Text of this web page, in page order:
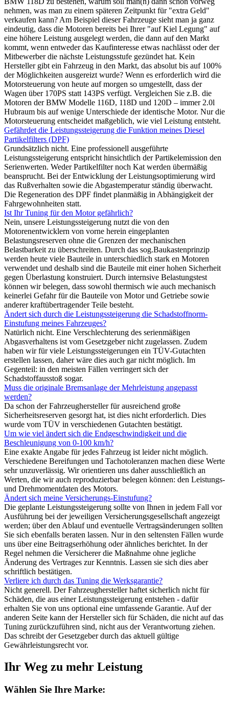
nehmen, was man zu einem späteren Zeitpunkt für "extra Geld"
verkaufen kann? Am Beispiel dieser Fahrzeuge sieht man ja ganz
eindeutig, dass die Motoren bereits bei Ihrer "auf Kiel Legung" auf
eine höhere Leistung ausgelegt werden, die dann auf den Markt
kommt, wenn entweder das Kaufinteresse etwas nachlässt oder der
Mitbewerber die nächste Leistungsstufe gezündet hat. Kein
Hersteller gibt ein Fahrzeug in den Markt, das absolut bis auf 100%
der Möglichkeiten ausgereizt wurde? Wenn es erforderlich wird die
Motorsteuerung von heute auf morgen so umgestellt, dass der
Wagen über 170PS statt 143PS verfügt. Vergleichen Sie z.B. die
Motoren der BMW Modelle 116D, 118D und 120D – immer 2.0l
Hubraum bis auf wenige Unterschiede der identische Motor. Nur die
Motorsteuerung entscheidet maßgeblich, wie viel Leistung entsteht.
Gefährdet die Leistungssteigerung die Funktion meines Diesel
Partikelfilters (DPF)
Grundsätzlich nicht. Eine professionell ausgeführte
Leistungssteigerung entspricht hinsichtlich der Partikelemission den
Serienwerten. Weder Partikelfilter noch Kat werden übermäßig
beansprucht. Bei der Entwicklung der Leistungsoptimierung wird
das Rußverhalten sowie die Abgastemperatur ständig überwacht.
Die Regeneration des DPF findet planmäßig in Abhängigkeit der
Fahrgewohnheiten statt.
Ist Ihr Tuning für den Motor gefährlich?
Nein, unsere Leistungssteigerung nutzt die von den
Motorenentwicklern von vorne herein eingeplanten
Belastungsreserven ohne die Grenzen der mechanischen
Belastbarkeit zu überschreiten. Durch das sog.Baukastenprinzip
werden heute viele Bauteile in unterschiedlich stark en Motoren
verwendet und deshalb sind die Bauteile mit einer hohen Sicherheit
gegen Überlastung konstruiert. Durch internsive Belastungstest
können wir belegen, dass sowohl thermisch wie auch mechanisch
keinerlei Gefahr für die Bauteile von Motor und Getriebe sowie
anderer kraftübertragender Teile besteht.
Ändert sich durch die Leistungssteigerung die Schadstoffnorm-
Einstufung meines Fahrzeuges?
Natürlich nicht. Eine Verschlechterung des serienmäßigen
Abgasverhaltens ist vom Gesetzgeber nicht zugelassen. Zudem
haben wir für viele Leistungssteigerungen ein TÜV-Gutachten
erstellen lassen, daher wäre dies auch gar nicht möglich. Im
Gegenteil: in den meisten Fällen verringert sich der
Schadstoffausstoß sogar.
Muss die originale Bremsanlage der Mehrleistung angepasst
werden?
Da schon der Fahrzeughersteller für ausreichend große
Sicherheitsreserven gesorgt hat, ist dies nicht erforderlich. Dies
wurde vom TÜV in verschiedenen Gutachten bestätigt.
Um wie viel ändert sich die Endgeschwindigkeit und die
Beschleunigung von 0-100 km/h?
Eine exakte Angabe für jedes Fahrzeug ist leider nicht möglich.
Verschiedene Bereifungen und Tachotoleranzen machen diese Werte
sehr unzuverlässig. Wir orientieren uns daher ausschließlich an
Werten, die wir auch reproduzierbar belegen können: den Leistungs-
und Drehmomentdaten des Motors.
Ändert sich meine Versicherungs-Einstufung?
Die geplante Leistungssteigerung sollte von Ihnen in jedem Fall vor
Ausführung bei der jeweiligen Versicherungsgesellschaft angezeigt
werden; über den Ablauf und eventuelle Vertragsänderungen sollten
Sie sich ebenfalls beraten lassen. Nur in den seltensten Fällen wurde
uns über eine Beitragserhöhung oder ähnliches berichtet. In der
Regel nehmen die Versicherer die Maßnahme ohne jegliche
Änderung des Vertrages zur Kenntnis. Lassen sie sich dies aber
schriftlich bestätigen.
Verliere ich durch das Tuning die Werksgarantie?
Nicht generell. Der Fahrzeughersteller haftet sicherlich nicht für
Schäden, die aus einer Leistungssteigerung entstehen - dafür
erhalten Sie von uns optional eine umfassende Garantie. Auf der
anderen Seite kann der Hersteller sich für Schäden, die nicht auf das
Tuning zurückzuführen sind, nicht aus der Verantwortung ziehen.
Das schreibt der Gesetzgeber durch das aktuell gültige
Gewährleistungsrecht vor.
Ihr Weg zu mehr Leistung
Wählen Sie Ihre Marke: